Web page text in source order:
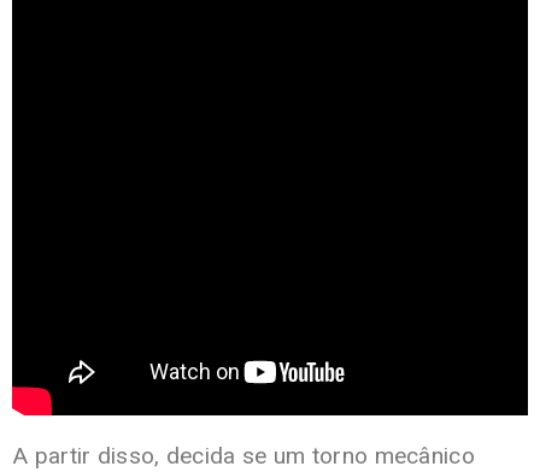
A partir disso, decida se um torno mecânico